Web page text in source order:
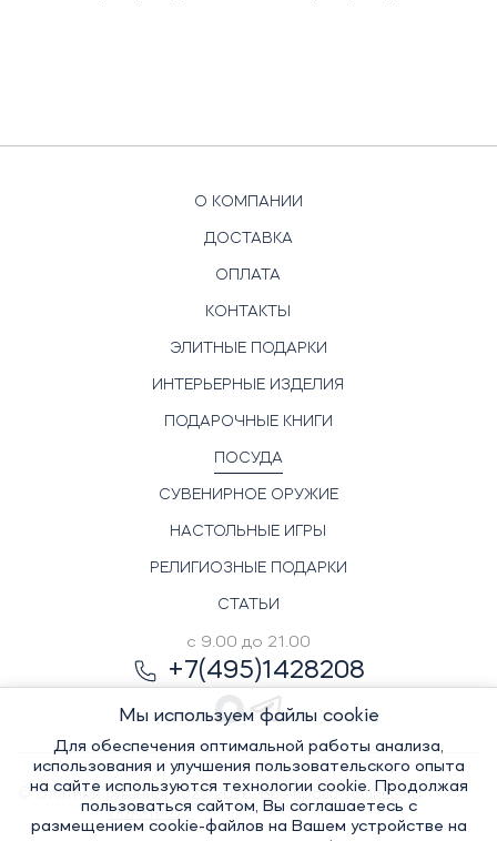
О КОМПАНИИ
ДОСТАВКА
ОПЛАТА
КОНТАКТЫ
ЭЛИТНЫЕ ПОДАРКИ
ИНТЕРЬЕРНЫЕ ИЗДЕЛИЯ
ПОДАРОЧНЫЕ КНИГИ
ПОСУДА
СУВЕНИРНОЕ ОРУЖИЕ
НАСТОЛЬНЫЕ ИГРЫ
РЕЛИГИОЗНЫЕ ПОДАРКИ
СТАТЬИ
с 9.00 до 21.00
+7(495)1428208
© Элитный сувенир, 2022-2026. Все права защищены
Политика
Мы используем файлы cookie
Для обеспечения оптимальной работы анализа,
использования и улучшения пользовательского опыта
на сайте используются технологии cookie. Продолжая
пользоваться сайтом, Вы соглашаетесь с
размещением cookie-файлов на Вашем устройстве на